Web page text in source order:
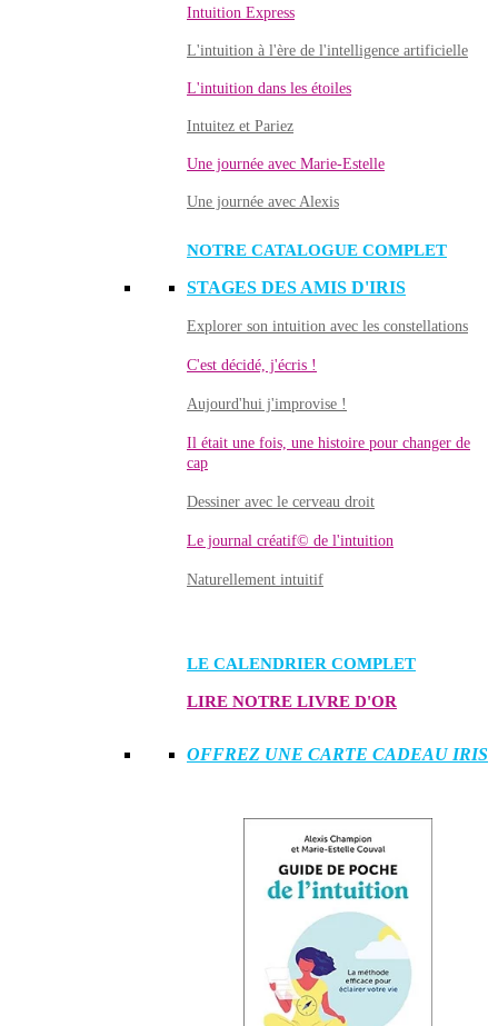
Intuition Express
L'intuition à l'ère de l'intelligence artificielle
L'intuition dans les étoiles
Intuitez et Pariez
Une journée avec Marie-Estelle
Une journée avec Alexis
NOTRE CATALOGUE COMPLET
STAGES DES AMIS D'IRIS
Explorer son intuition avec les constellations
C'est décidé, j'écris !
Aujourd'hui j'improvise !
Il était une fois, une histoire pour changer de
cap
Dessiner avec le cerveau droit
Le journal créatif© de l'intuition
Naturellement intuitif
LE CALENDRIER COMPLET
LIRE NOTRE LIVRE D'OR
OFFREZ UNE CARTE CADEAU IRIS